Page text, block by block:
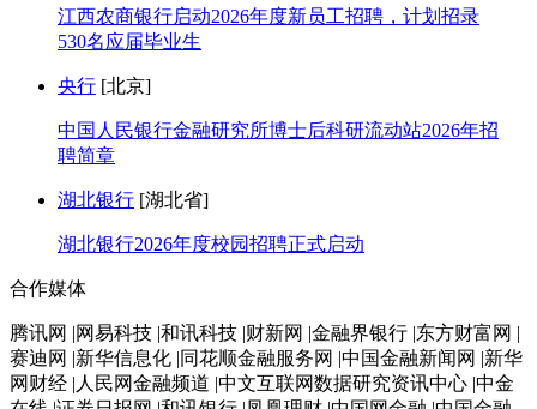
江西农商银行启动2026年度新员工招聘，计划招录
530名应届毕业生
央行 [北京]
中国人民银行金融研究所博士后科研流动站2026年招
聘简章
湖北银行 [湖北省]
湖北银行2026年度校园招聘正式启动
合作媒体
腾讯网 |网易科技 |和讯科技 |财新网 |金融界银行 |东方财富网 |
赛迪网 |新华信息化 |同花顺金融服务网 |中国金融新闻网 |新华
网财经 |人民网金融频道 |中文互联网数据研究资讯中心 |中金